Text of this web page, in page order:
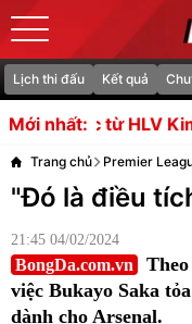
Lịch thi đấu Kết quả
Mới nhất:
Kim Sang-sik Hụt
Trang chủ Premier
"Đó là điều
21:45 04/02/2024
BongDa.com.vn
việc Bukayo Saka
dành cho Arsenal.